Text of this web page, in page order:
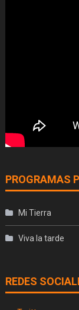
PROGRAMAS
Mi Tierra
Viva la tarde
REDES